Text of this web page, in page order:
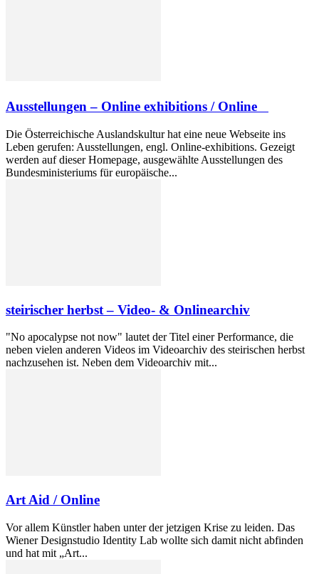
Ausstellungen – Online exhibitions / Online
Die Österreichische Auslandskultur hat eine neue Webseite ins
Leben gerufen: Ausstellungen, engl. Online-exhibitions. Gezeigt
werden auf dieser Homepage, ausgewählte Ausstellungen des
Bundesministeriums für europäische...
steirischer herbst – Video- & Onlinearchiv
"No apocalypse not now" lautet der Titel einer Performance, die
neben vielen anderen Videos im Videoarchiv des steirischen herbst
nachzusehen ist. Neben dem Videoarchiv mit...
Art Aid / Online
Vor allem Künstler haben unter der jetzigen Krise zu leiden. Das
Wiener Designstudio Identity Lab wollte sich damit nicht abfinden
und hat mit „Art...